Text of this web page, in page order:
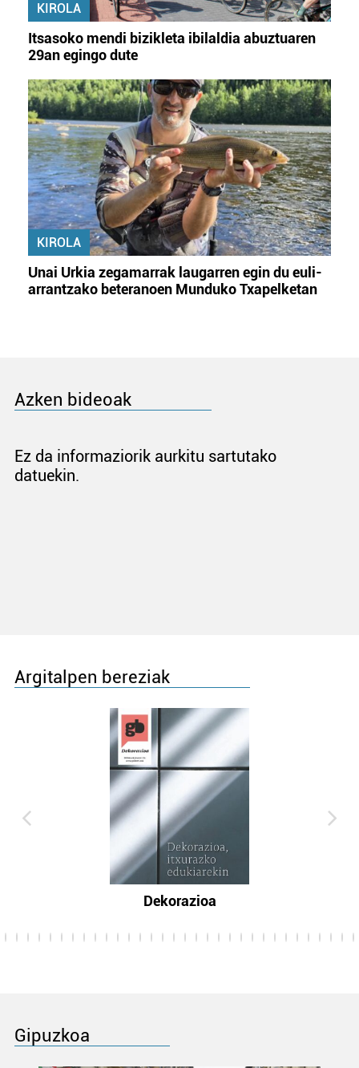
KIROLA
Itsasoko mendi bizikleta ibilaldia abuztuaren
29an egingo dute
KIROLA
Unai Urkia zegamarrak laugarren egin du euli-
arrantzako beteranoen Munduko Txapelketan
Azken bideoak
Ez da informaziorik aurkitu sartutako
datuekin.
Argitalpen bereziak
Dekorazioa
Gipuzkoa